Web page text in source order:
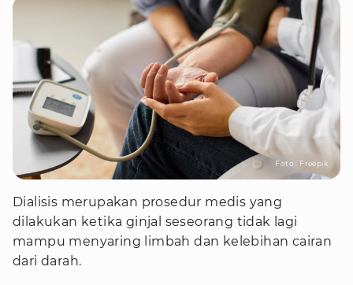
Foto : Freepik
Dialisis merupakan prosedur medis yang
dilakukan ketika ginjal seseorang tidak lagi
mampu menyaring limbah dan kelebihan cairan
dari darah.